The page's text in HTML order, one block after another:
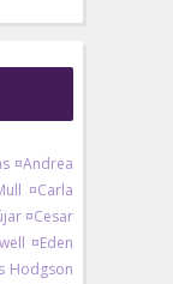
¤Andrea
¤Carla
¤Cesar
¤Eden
Hodgson